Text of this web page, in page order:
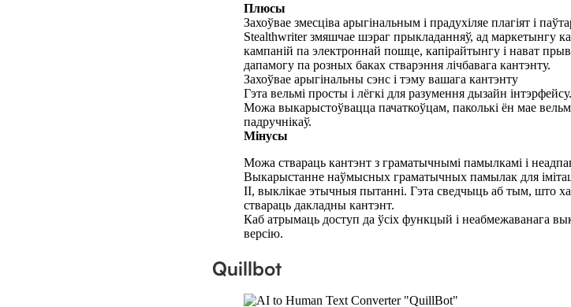
Плюсы
Захоўвае змесціва арыгінальным і прадухіляе плагіят і
Stealthwriter змяшчае шэраг прыкладанняў, ад маркетынгу
кампаній па электроннай пошце, капірайтынгу і нават
дапамогу па розных баках стварэння лічбавага кантэнту.
Захоўвае арыгінальны сэнс і тэму вашага кантэнту
Гэта вельмі просты і лёгкі для разумення дызайн інтэрфейсу.
Можа выкарыстоўвацца пачаткоўцам, паколькі ён мае
падручнікаў.
Мінусы
Можа ствараць кантэнт з граматычнымі памылкамі і
Выкарыстанне наўмысных граматычных памылак для
ІІ, выклікае этычныя пытанні. Гэта сведчыць аб тым, што
ствараць дакладны кантэнт.
Каб атрымаць доступ да ўсіх функцый і неабмежаванага
версію.
Quillbot